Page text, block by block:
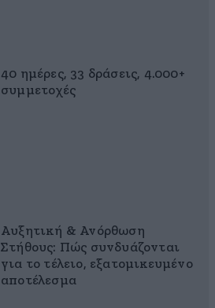
40 ημέρες, 33 δράσεις, 4.000+
συμμετοχές
Αυξητική & Ανόρθωση
Στήθους: Πώς συνδυάζονται
για το τέλειο, εξατομικευμένο
αποτέλεσμα